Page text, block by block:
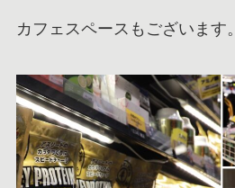
カフェスペースもございます。